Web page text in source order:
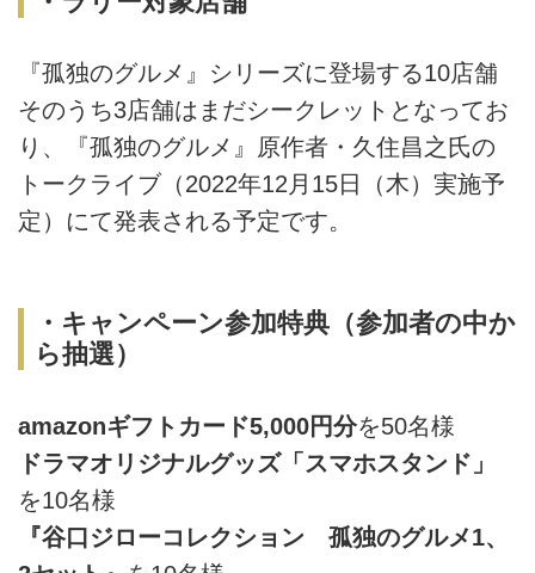
『孤独のグルメ』シリーズに登場する10店舗
そのうち3店舗はまだシークレットとなってお
り、『孤独のグルメ』原作者・久住昌之氏の
トークライブ（2022年12月15日（木）実施予
定）にて発表される予定です。
・キャンペーン参加特典（参加者の中か
ら抽選）
amazonギフトカード5,000円分を50名様
ドラマオリジナルグッズ「スマホスタンド」
を10名様
『谷口ジローコレクション 孤独のグルメ1、